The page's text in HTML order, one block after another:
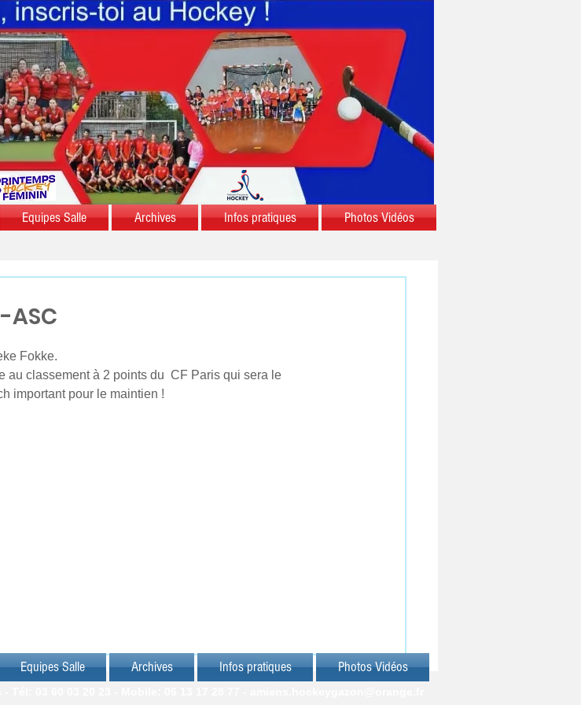
Equipes Salle Archives Infos pratiques Photos Vidéos
ASC
Fokke.
au classement à 2 points du  CF Paris qui sera le
important pour le maintien !
Equipes Salle Archives Infos pratiques Photos Vidéos